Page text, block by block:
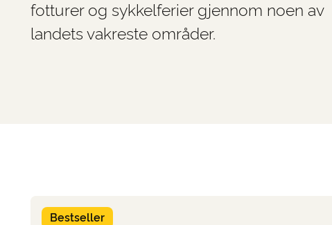
fotturer og sykkelferier gjennom noen av
landets vakreste områder.
Bestseller